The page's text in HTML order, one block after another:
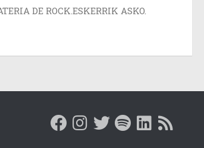
DE ROCK.ESKERRIK ASKO.